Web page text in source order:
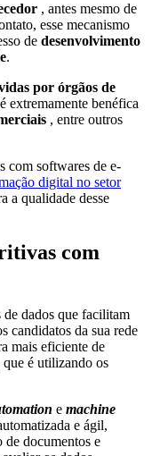
, antes mesmo de
esse mecanismo
de desenvolvimento
.
por órgãos de
extremamente benéfica
, entre outros
com softwares de e-
digital no setor
a qualidade desse
com
dados que facilitam
candidatos da sua rede
mais eficiente de
que é utilizando os
e machine
e ágil,
documentos e